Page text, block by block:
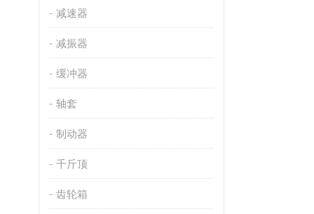
减速器
减振器
缓冲器
轴套
制动器
千斤顶
齿轮箱